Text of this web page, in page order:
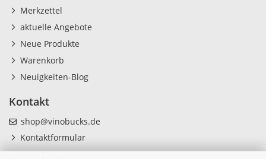
Merkzettel
aktuelle Angebote
Neue Produkte
Warenkorb
Neuigkeiten-Blog
Kontakt
shop@vinobucks.de
Kontaktformular